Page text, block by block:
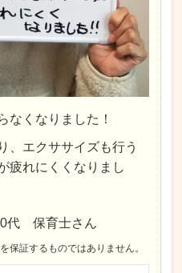
なくなりました！
、エクササイズも行う
疲れにくくなりまし
代 保育士さん
保証するものではありません。